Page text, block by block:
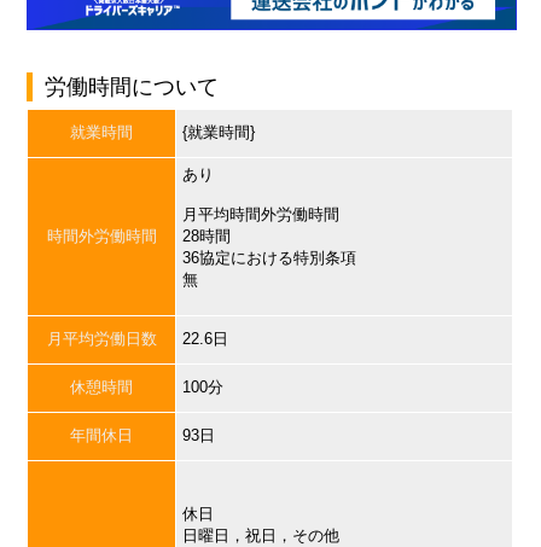
労働時間について
就業時間 {就業時間}
時間外労働時間
あり
月平均時間外労働時間
28時間
36協定における特別条項
無
月平均労働日数 22.6日
休憩時間 100分
年間休日 93日
休日
日曜日，祝日，その他